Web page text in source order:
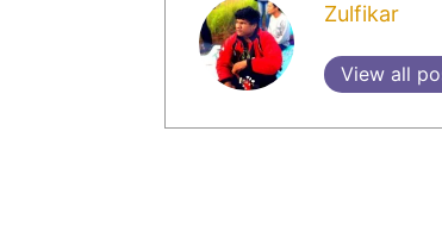
Zulfikar
View all